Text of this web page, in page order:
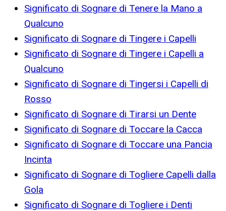
Significato di Sognare di Tenere la Mano a
Qualcuno
Significato di Sognare di Tingere i Capelli
Significato di Sognare di Tingere i Capelli a
Qualcuno
Significato di Sognare di Tingersi i Capelli di
Rosso
Significato di Sognare di Tirarsi un Dente
Significato di Sognare di Toccare la Cacca
Significato di Sognare di Toccare una Pancia
Incinta
Significato di Sognare di Togliere Capelli dalla
Gola
Significato di Sognare di Togliere i Denti